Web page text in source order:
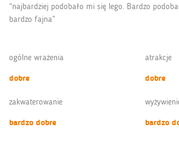
“najbardziej podobało mi się lego. Bardzo
bardzo fajna”
ogólne wrażenia
dobre
atrakcje
dobre
zakwaterowanie
bardzo dobre
bardzo